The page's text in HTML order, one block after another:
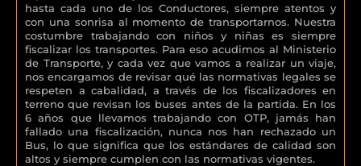
hasta cada uno de los Conductores, siempre atentos y
con una sonrisa al momento de transportarnos. Nuestra
costumbre trabajando con niños y niñas es siempre
fiscalizar los transportes. Para eso acudimos al Ministerio
de Transporte, y cada vez que vamos a realizar un viaje,
nos encargamos de revisar qué las normativas legales se
respeten a cabalidad, a través de los fiscalizadores en
terreno que revisan los buses antes de la partida. En los
6 años que llevamos trabajando con OTP, jamás han
fallado una fiscalización, nunca nos han rechazado un
Bus, lo que significa que los estándares de calidad son
altos y siempre cumplen con las normativas vigentes.